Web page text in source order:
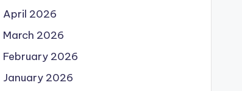
April 2026
March 2026
February 2026
January 2026